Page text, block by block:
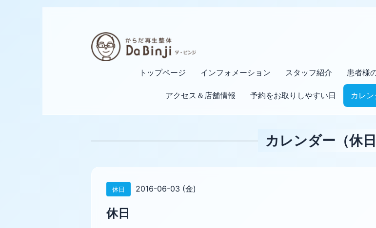
トップページ インフォメーション スタッフ紹介 患者様
アクセス＆店舗情報 予約をお取りしやすい日 カレン
カレンダー（休日
休日 2016-06-03 (金)
休日